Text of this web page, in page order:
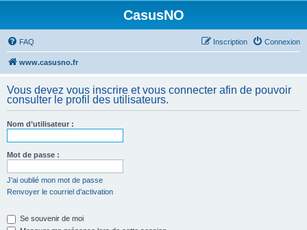
CasusNO
FAQ Connexion
Inscription
www.casusno.fr
Vous devez vous inscrire et vous connecter afin de pouvoir
consulter le profil des utilisateurs.
Nom d’utilisateur :
Mot de passe :
J’ai oublié mon mot de passe
Renvoyer le courriel d’activation
Se souvenir de moi